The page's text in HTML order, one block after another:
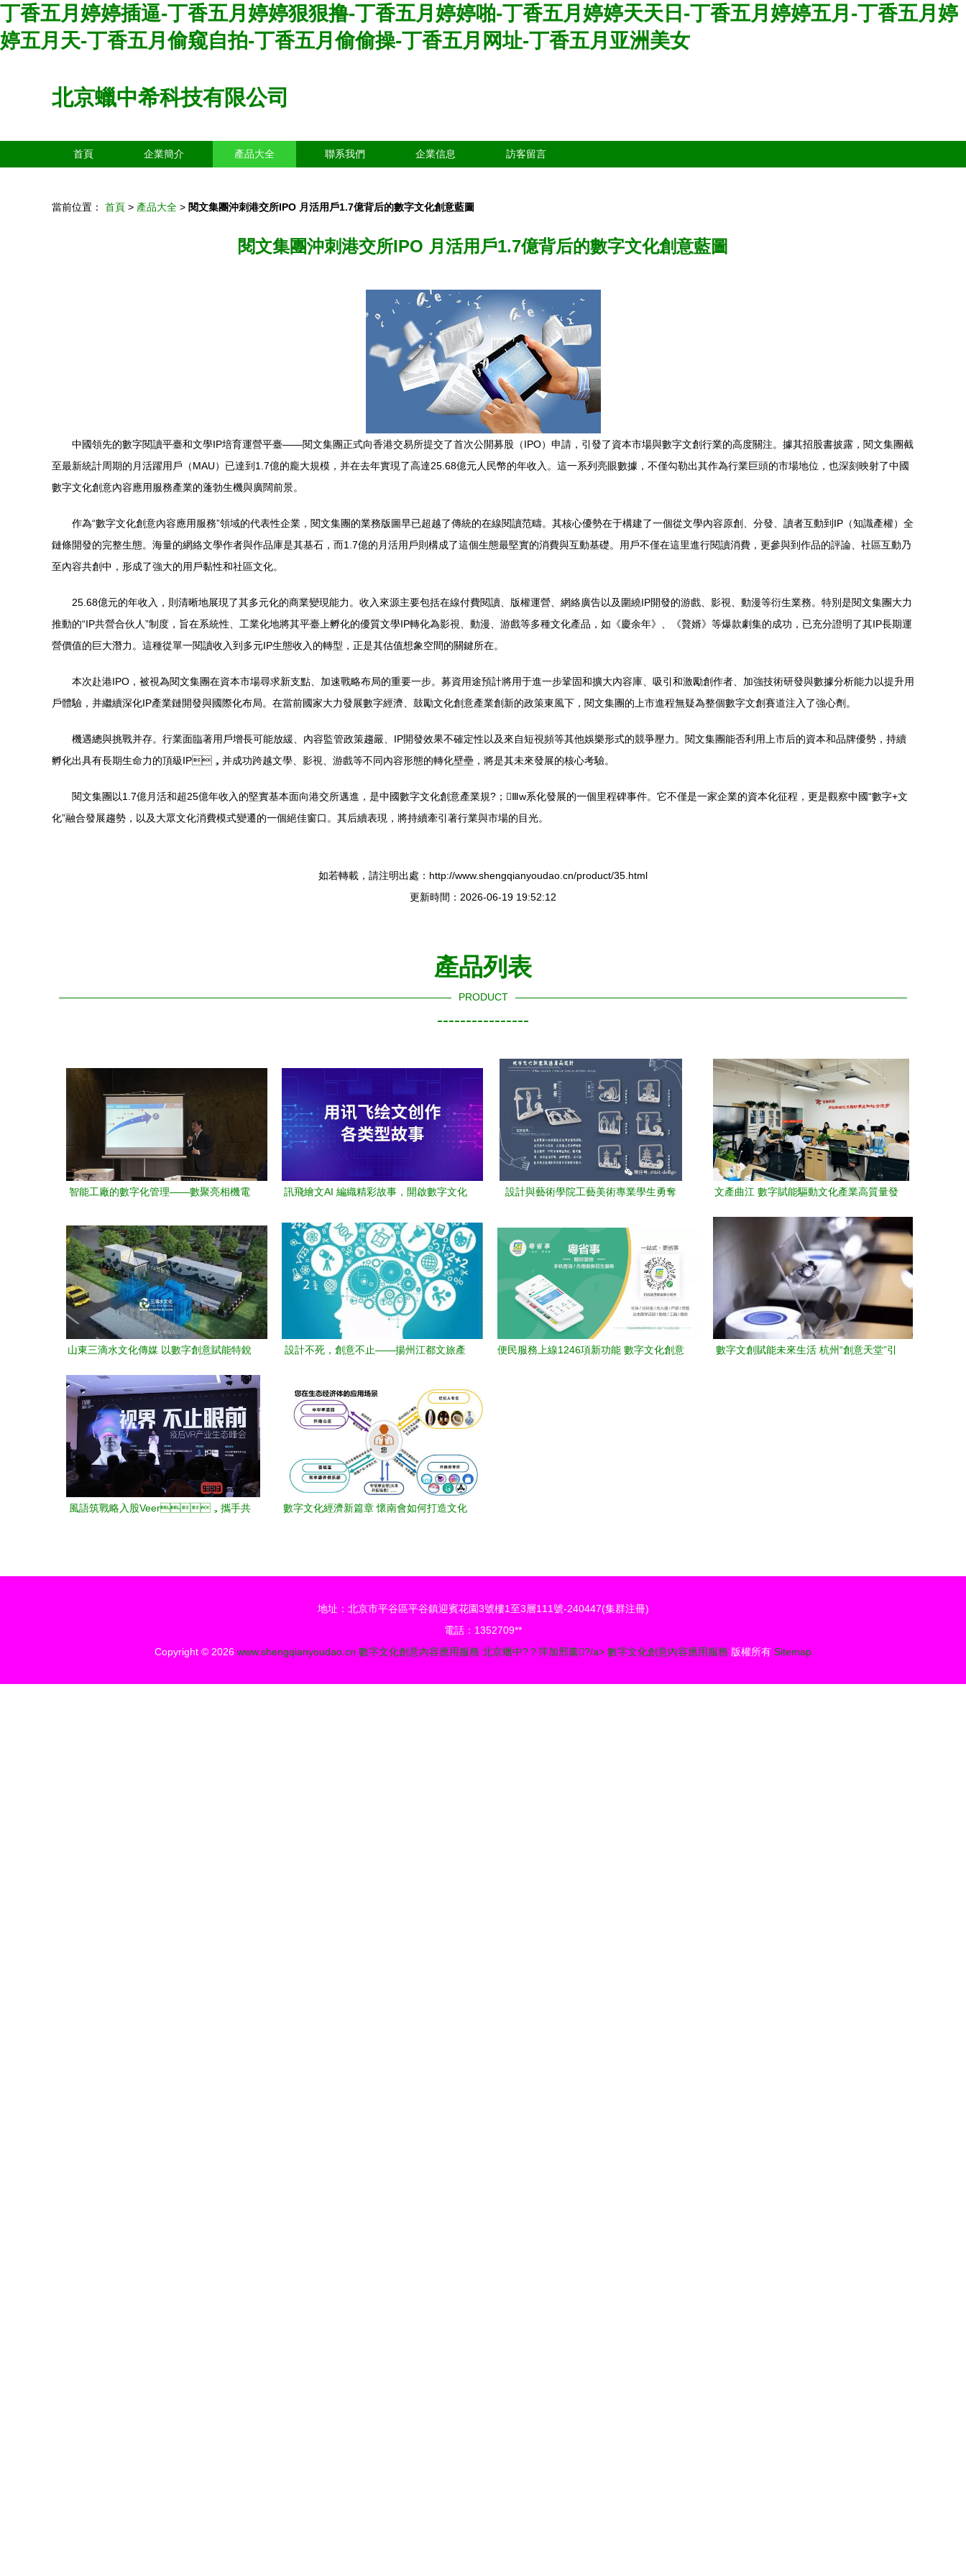
丁香五月婷婷插逼-丁香五月婷婷狠狠撸-丁香五月婷婷啪-丁香五月婷婷天天日-丁香五月婷婷五月-丁香五月婷
婷五月天-丁香五月偷窥自拍-丁香五月偷偷操-丁香五月网址-丁香五月亚洲美女
北京蠟中希科技有限公司
首頁 企業簡介 產品大全 聯系我們 企業信息 訪客留言
當前位置： 首頁 > 產品大全 > 閱文集團沖刺港交所IPO 月活用戶1.7億背后的數字文化創意藍圖
閱文集團沖刺港交所IPO 月活用戶1.7億背后的數字文化創意藍圖
中國領先的數字閱讀平臺和文學IP培育運營平臺——閱文集團正式向香港交易所提交了首次公開募股（IPO）申請，引發了資本市場與數字文創行業的高度關注。據其招股書披露，閱文集團截
至最新統計周期的月活躍用戶（MAU）已達到1.7億的龐大規模，并在去年實現了高達25.68億元人民幣的年收入。這一系列亮眼數據，不僅勾勒出其作為行業巨頭的市場地位，也深刻映射了中國
數字文化創意內容應用服務產業的蓬勃生機與廣闊前景。
作為“數字文化創意內容應用服務”領域的代表性企業，閱文集團的業務版圖早已超越了傳統的在線閱讀范疇。其核心優勢在于構建了一個從文學內容原創、分發、讀者互動到IP（知識產權）全
鏈條開發的完整生態。海量的網絡文學作者與作品庫是其基石，而1.7億的月活用戶則構成了這個生態最堅實的消費與互動基礎。用戶不僅在這里進行閱讀消費，更參與到作品的評論、社區互動乃
至內容共創中，形成了強大的用戶黏性和社區文化。
25.68億元的年收入，則清晰地展現了其多元化的商業變現能力。收入來源主要包括在線付費閱讀、版權運營、網絡廣告以及圍繞IP開發的游戲、影視、動漫等衍生業務。特別是閱文集團大力
推動的“IP共營合伙人”制度，旨在系統性、工業化地將其平臺上孵化的優質文學IP轉化為影視、動漫、游戲等多種文化產品，如《慶余年》、《贅婿》等爆款劇集的成功，已充分證明了其IP長期運
營價值的巨大潛力。這種從單一閱讀收入到多元IP生態收入的轉型，正是其估值想象空間的關鍵所在。
本次赴港IPO，被視為閱文集團在資本市場尋求新支點、加速戰略布局的重要一步。募資用途預計將用于進一步鞏固和擴大內容庫、吸引和激勵創作者、加強技術研發與數據分析能力以提升用
戶體驗，并繼續深化IP產業鏈開發與國際化布局。在當前國家大力發展數字經濟、鼓勵文化創意產業創新的政策東風下，閱文集團的上市進程無疑為整個數字文創賽道注入了強心劑。
機遇總與挑戰并存。行業面臨著用戶增長可能放緩、內容監管政策趨嚴、IP開發效果不確定性以及來自短視頻等其他娛樂形式的競爭壓力。閱文集團能否利用上市后的資本和品牌優勢，持續
孵化出具有長期生命力的頂級IP，并成功跨越文學、影視、游戲等不同內容形態的轉化壁壘，將是其未來發展的核心考驗。
閱文集團以1.7億月活和超25億年收入的堅實基本面向港交所邁進，是中國數字文化創意產業規?；Ⅲw系化發展的一個里程碑事件。它不僅是一家企業的資本化征程，更是觀察中國“數字+文
化”融合發展趨勢，以及大眾文化消費模式變遷的一個絕佳窗口。其后續表現，將持續牽引著行業與市場的目光。
如若轉載，請注明出處：http://www.shengqianyoudao.cn/product/35.html
更新時間：2026-06-19 19:52:12
產品列表
PRODUCT
----------------
智能工廠的數字化管理——數聚亮相機電
容應用服務
訊飛繪文AI 編織精彩故事，開啟數字文化
設計與藝術學院工藝美術專業學生勇奪
類獎項
文產曲江 數字賦能驅動文化產業高質量發
山東三滴水文化傳媒 以數字創意賦能特銳
設計不死，創意不止——揚州江都文旅產
便民服務上線1246項新功能 數字文化創意
數字文創賦能未來生活 杭州“創意天堂”引
風語筑戰略入股Veer，攜手共
數字文化經濟新篇章 懷南會如何打造文化
地址：北京市平谷區平谷鎮迎賓花園3號樓1至3層111號-240447(集群注冊)
電話：1352709**
Copyright © 2026 www.shengqianyoudao.cn 數字文化創意內容應用服務 北京蠟中?？萍加邢薰?/a> 數字文化創意內容應用服務 版權所有 Sitemap